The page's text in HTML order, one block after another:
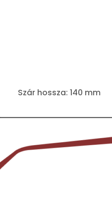
Szár hossza: 140 mm